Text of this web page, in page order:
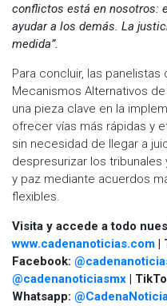
conflictos está en nosotros:
ayudar a los demás. La
medida”.
Para concluir, las
Mecanismos Alternativos
una pieza clave en la
ofrecer vías más rápidas y
sin necesidad de llegar a
despresurizar los
y paz mediante acuerdos
flexibles.
Visita y accede a todo
www.cadenanoticias.com |
Facebook:
@cadenanoticiasmx |
Whatsapp: